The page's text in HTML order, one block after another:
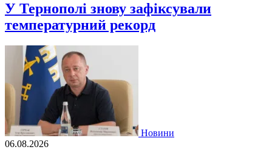
У Тернополі знову зафіксували
температурний рекорд
Новини
06.08.2026